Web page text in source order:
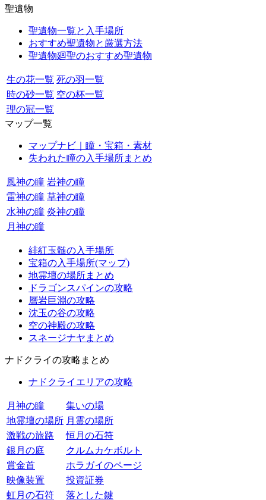
聖遺物
聖遺物一覧と入手場所
おすすめ聖遺物と厳選方法
聖遺物廻聖のおすすめ聖遺物
生の花一覧 死の羽一覧
時の砂一覧 空の杯一覧
理の冠一覧
マップ一覧
マップナビ｜瞳・宝箱・素材
失われた瞳の入手場所まとめ
風神の瞳 岩神の瞳
雷神の瞳 草神の瞳
水神の瞳 炎神の瞳
月神の瞳
緋紅玉髄の入手場所
宝箱の入手場所(マップ)
地霊壇の場所まとめ
ドラゴンスパインの攻略
層岩巨淵の攻略
沈玉の谷の攻略
空の神殿の攻略
スネージナヤまとめ
ナドクライの攻略まとめ
ナドクライエリアの攻略
月神の瞳
集いの場
地霊壇の場所 月霊の場所
激戦の旅路
恒月の石符
銀月の庭
クルムカケボルト
賞金首
ホラガイのページ
映像装置
投資証券
虹月の石符
落とした鍵